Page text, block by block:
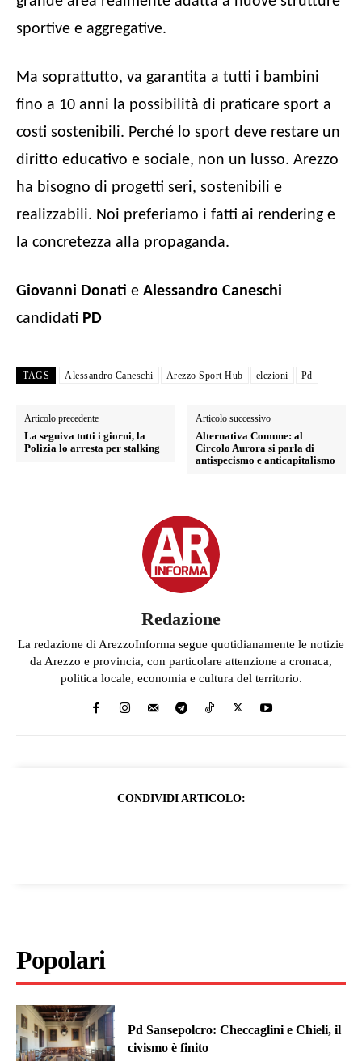
sportive e aggregative.
Ma soprattutto, va garantita a tutti i bambini
fino a 10 anni la possibilità di praticare sport a
costi sostenibili. Perché lo sport deve restare un
diritto educativo e sociale, non un lusso. Arezzo
ha bisogno di progetti seri, sostenibili e
realizzabili. Noi preferiamo i fatti ai rendering e
la concretezza alla propaganda.
Giovanni Donati e Alessandro Caneschi
candidati PD
TAGS Alessandro Caneschi Arezzo Sport Hub elezioni Pd
Articolo precedente
La seguiva tutti i giorni, la
Polizia lo arresta per stalking
Articolo successivo
Alternativa Comune: al
Circolo Aurora si parla di
antispecismo e anticapitalismo
Redazione
La redazione di ArezzoInforma segue quotidianamente le notizie
da Arezzo e provincia, con particolare attenzione a cronaca,
politica locale, economia e cultura del territorio.
CONDIVIDI ARTICOLO:
Popolari
Pd Sansepolcro: Checcaglini e Chieli, il
civismo è finito